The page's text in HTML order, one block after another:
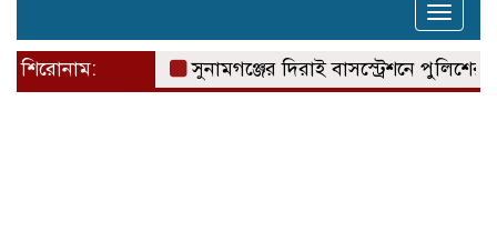
Toggle
শিরোনাম: সুনামগঞ্জের দিরাই বাসস্ট্রেশনে পুলিশের